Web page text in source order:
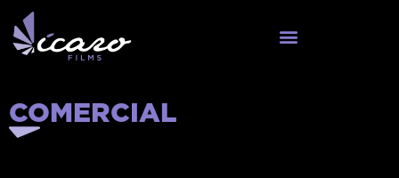
COMERCIAL